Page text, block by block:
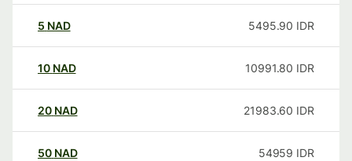
5 NAD 5495.90 IDR
10 NAD 10991.80 IDR
20 NAD 21983.60 IDR
50 NAD 54959 IDR